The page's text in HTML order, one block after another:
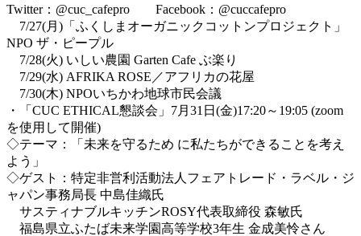
Twitter：@cuc_cafepro Facebook：@cuccafepro
7/27(月)「ふくしまオーガニックコットンプロジェクト」
NPO ザ・ピープル
7/28(火) いしい農園 Garten Cafe ぶ楽り
7/29(水) AFRIKA ROSE／アフリカの花屋
7/30(木) NPOいちかわ地球市民会議
・「CUC ETHICAL懇談会」7月31日(金)17:20～19:05 (zoom
を使用して開催)
◇テーマ：「未来を守るため に私たちができることを考え
よう」
◇ゲスト：特定非営利活動法人フェアトレード・ラベル・ジ
ャパン事務局長 中島佳織氏
サスティナブルキッチンROSY代表取締役 森敏氏
福島県立ふたば未来学園高等学校3年生 金成美怜さん